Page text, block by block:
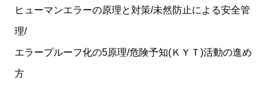
ヒューマンエラーの原理と対策/未然防止による安全管
理/
エラープルーフ化の5原理/危険予知(ＫＹＴ)活動の進め
方